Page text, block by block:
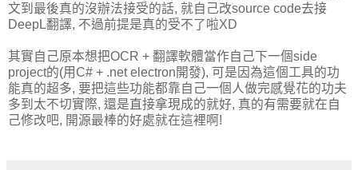
文到最後真的沒辦法接受的話, 就自己改source code去接
DeepL翻譯, 不過前提是真的受不了啦XD
其實自己原本想把OCR + 翻譯軟體當作自己下一個side
project的(用C# + .net electron開發), 可是因為這個工具的功
能真的超多, 要把這些功能都靠自己一個人做完感覺花的功夫
多到太不切實際, 還是直接拿現成的就好, 真的有需要就在自
己修改吧, 開源最棒的好處就在這裡啊!